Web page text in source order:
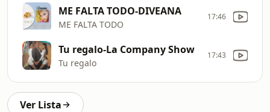
ME FALTA TODO-DIVEANA
ME FALTA TODO
17:46
Tu regalo-La Company Show
Tu regalo
17:43
Ver Lista